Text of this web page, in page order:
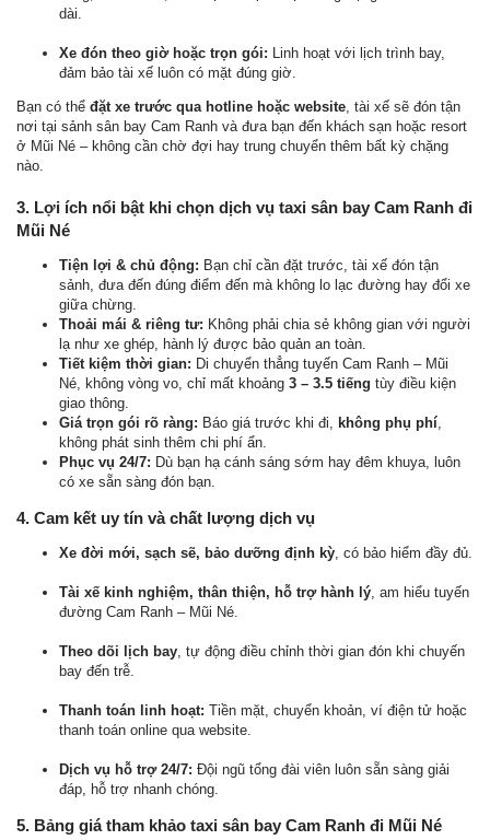
dài.
Xe đón theo giờ hoặc trọn gói: Linh hoạt với lịch trình bay,
đảm bảo tài xế luôn có mặt đúng giờ.
Bạn có thể đặt xe trước qua hotline hoặc website , tài xế sẽ đón tận
nơi tại sảnh sân bay Cam Ranh và đưa bạn đến khách sạn hoặc resort
ở Mũi Né – không cần chờ đợi hay trung chuyển thêm bất kỳ chặng
nào.
3. Lợi ích nổi bật khi chọn dịch vụ taxi sân bay Cam Ranh đi
Mũi Né
Tiện lợi & chủ động: Bạn chỉ cần đặt trước, tài xế đón tận
sảnh, đưa đến đúng điểm đến mà không lo lạc đường hay đổi xe
giữa chừng.
Thoải mái & riêng tư: Không phải chia sẻ không gian với người
lạ như xe ghép, hành lý được bảo quản an toàn.
Tiết kiệm thời gian: Di chuyển thẳng tuyến Cam Ranh – Mũi
Né, không vòng vo, chỉ mất khoảng 3 – 3.5 tiếng tùy điều kiện
giao thông.
Giá trọn gói rõ ràng: Báo giá trước khi đi, không phụ phí
không phát sinh thêm chi phí ẩn.
Phục vụ 24/7: Dù bạn hạ cánh sáng sớm hay đêm khuya, luôn
có xe sẵn sàng đón bạn.
4. Cam kết uy tín và chất lượng dịch vụ
Xe đời mới, sạch sẽ, bảo dưỡng định kỳ , có bảo hiểm đầy đủ.
Tài xế kinh nghiệm, thân thiện, hỗ trợ hành lý , am hiểu tuyến
đường Cam Ranh – Mũi Né.
Theo dõi lịch bay , tự động điều chỉnh thời gian đón khi chuyến
bay đến trễ.
Thanh toán linh hoạt: Tiền mặt, chuyển khoản, ví điện tử hoặc
thanh toán online qua website.
Dịch vụ hỗ trợ 24/7: Đội ngũ tổng đài viên luôn sẵn sàng giải
đáp, hỗ trợ nhanh chóng.
5. Bảng giá tham khảo taxi sân bay Cam Ranh đi Mũi Né